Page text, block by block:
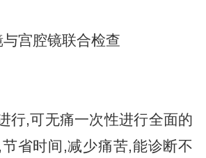
宫腔镜联合检查
,可无痛一次性进行全面的
省时间,减少痛苦,能诊断不